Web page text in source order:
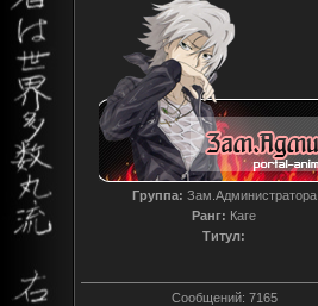
Группа: Зам.Администратора
Ранг: Каге
Титул:
Сообщений: 7165